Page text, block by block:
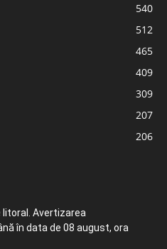
540
512
465
409
309
207
206
litoral. Avertizarea
în data de 08 august, ora